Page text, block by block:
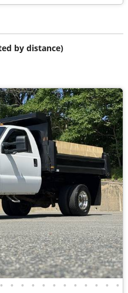
by distance)
• • • • • • • • • • • •